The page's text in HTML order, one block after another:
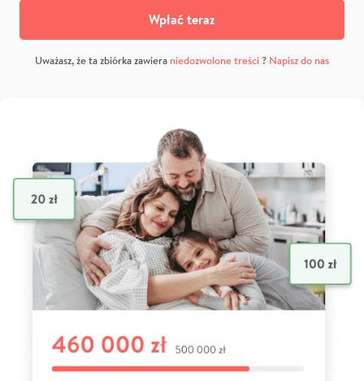
Wpłać teraz
Uważasz, że ta zbiórka zawiera niedozwolone treści? Napisz do nas